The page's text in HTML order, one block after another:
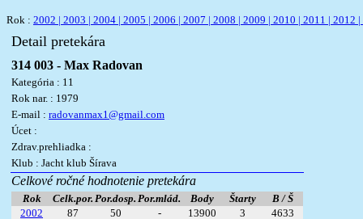
Rok : 2002 | 2003 | 2004 | 2005 | 2006 | 2007 | 2008 | 2009 | 2010 | 2011 | 2012 |
Detail pretekára
314 003 - Max Radovan
Kategória : 11
Rok nar. : 1979
E-mail : radovanmax1@gmail.com
Úcet :
Zdrav.prehliadka :
Klub : Jacht klub Šírava
Celkové ročné hodnotenie pretekára
Rok Celk.por. Por.dosp. Por.mlád. Body Štarty
B / Š
2002
87 50 - 13900 3
4633